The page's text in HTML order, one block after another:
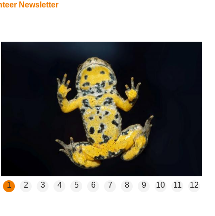
Newsletter
1 2 3 4 5 6 7 8 9 10 11 12